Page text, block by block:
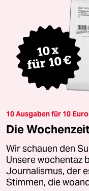
10 Ausgaben für 10 Euro
Die
Wir schauen den
Unsere wochentaz
Journalismus, der
Stimmen, die